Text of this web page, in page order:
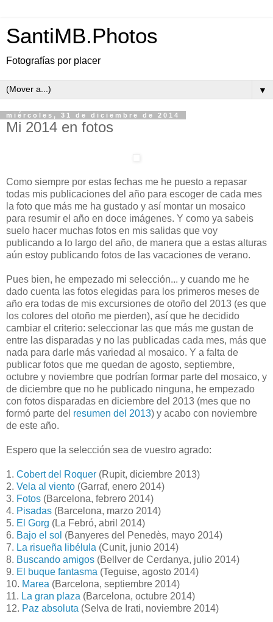
SantiMB.Photos
Fotografías por placer
▼
miércoles, 31 de diciembre de 2014
Mi 2014 en fotos
Como siempre por estas fechas me he puesto a repasar
todas mis publicaciones del año para escoger de cada mes
la foto que más me ha gustado y así montar un mosaico
para resumir el año en doce imágenes. Y como ya sabeis
suelo hacer muchas fotos en mis salidas que voy
publicando a lo largo del año, de manera que a estas alturas
aún estoy publicando fotos de las vacaciones de verano.
Pues bien, he empezado mi selección... y cuando me he
dado cuenta las fotos elegidas para los primeros meses de
año era todas de mis excursiones de otoño del 2013 (es que
los colores del otoño me pierden), así que he decidido
cambiar el criterio: seleccionar las que más me gustan de
entre las disparadas y no las publicadas cada mes, más que
nada para darle más variedad al mosaico. Y a falta de
publicar fotos que me quedan de agosto, septiembre,
octubre y noviembre que podrían formar parte del mosaico, y
de diciembre que no he publicado ninguna, he empezado
con fotos disparadas en diciembre del 2013 (mes que no
formó parte del resumen del 2013) y acabo con noviembre
de este año.
Espero que la selección sea de vuestro agrado:
1. Cobert del Roquer (Rupit, diciembre 2013)
2. Vela al viento (Garraf, enero 2014)
3. Fotos (Barcelona, febrero 2014)
4. Pisadas (Barcelona, marzo 2014)
5. El Gorg (La Febró, abril 2014)
6. Bajo el sol (Banyeres del Penedès, mayo 2014)
7. La risueña libélula (Cunit, junio 2014)
8. Buscando amigos (Bellver de Cerdanya, julio 2014)
9. El buque fantasma (Teguise, agosto 2014)
10. Marea (Barcelona, septiembre 2014)
11. La gran plaza (Barcelona, octubre 2014)
12. Paz absoluta (Selva de Irati, noviembre 2014)